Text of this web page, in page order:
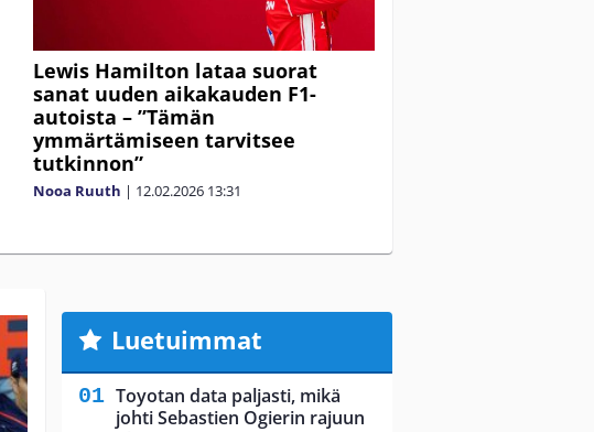
Lewis Hamilton lataa suorat
sanat uuden aikakauden F1-
autoista – ”Tämän
ymmärtämiseen tarvitsee
tutkinnon”
Nooa Ruuth | 12.02.2026 13:31
Luetuimmat
Toyotan data paljasti, mikä
johti Sebastien Ogierin rajuun